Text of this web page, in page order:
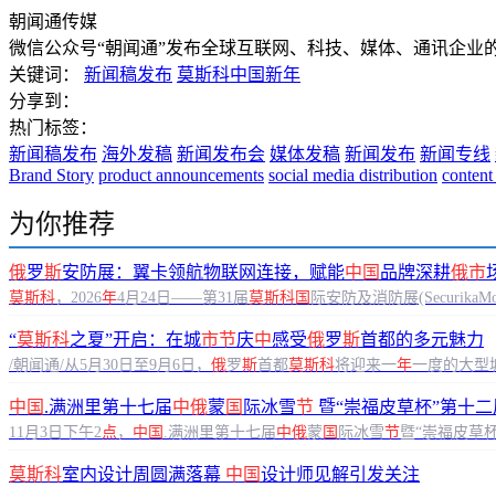
朝闻通传媒
微信公众号“朝闻通”发布全球互联网、科技、媒体、通讯企业
关键词：
新闻稿发布 莫斯科中国新年
分享到：
热门标签：
新闻稿发布 海外发稿 新闻发布会 媒体发稿 新闻发布 新闻专线
Brand Story product announcements social media distribution
为你推荐
俄罗斯安防展：翼卡领航物联网连接，赋能中国 品牌深耕俄市
莫斯科，2026年4月24日——第31届莫斯科国 际安防及消防展
“莫斯科之夏”开启：在城市节庆中感受俄罗斯首都的多元魅力
/朝闻通/从5月30日至9月6日， 俄罗斯首都莫斯科将迎来一年一度的大型
中国 .满洲里第十七届中俄蒙 国 际冰雪节 暨“崇福皮草杯”第十二
11月3日下午2点 ， 中国 .满洲里第十七届中俄蒙 国 际冰雪节暨“崇福皮草
莫斯科室内设计周圆满落幕 中国设计师见解引发关注